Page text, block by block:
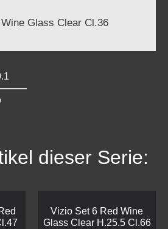
Glass Clear Cl.36
dieser Serie:
Vizio Set 6 Red Wine
Glass Clear H.25.5 Cl.66